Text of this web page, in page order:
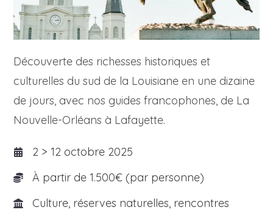
Découverte des richesses historiques et
culturelles du sud de la Louisiane en une dizaine
de jours, avec nos guides francophones, de La
Nouvelle-Orléans à Lafayette.
2 > 12 octobre 2025
À partir de 1.500€ (par personne)
Culture, réserves naturelles, rencontres